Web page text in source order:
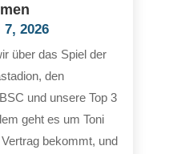
7, 2026
über das Spiel der
den
und unsere Top 3
geht es um Toni
bekommt, und